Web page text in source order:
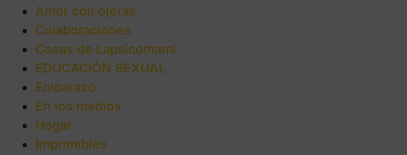
Amor con ojeras
Colaboraciones
Cosas de Lapsicomami
EDUCACIÓN SEXUAL
Embarazo
En los medios
Hogar
Imprimibles